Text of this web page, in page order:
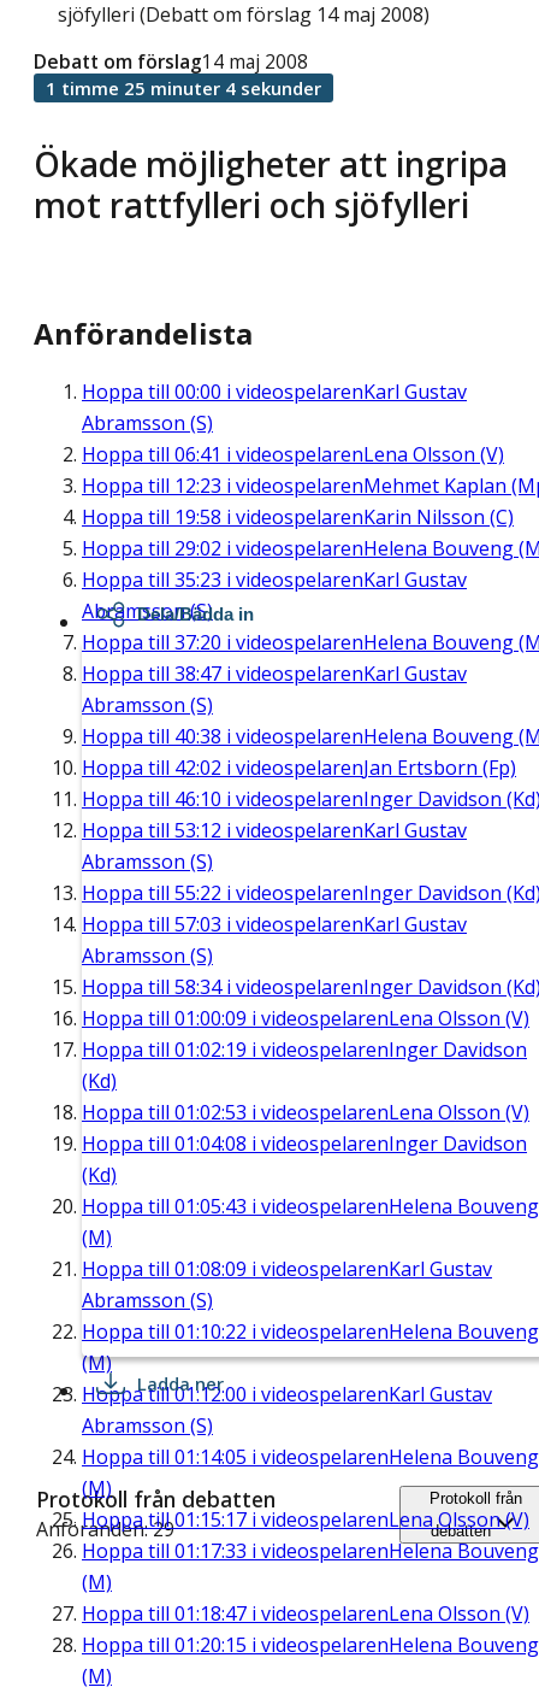
sjöfylleri (Debatt om förslag 14 maj 2008)
Ökade möjligheter att ingripa
mot rattfylleri och sjöfylleri
Debatt om förslag14 maj 2008
1 timme 25 minuter 4 sekunder
Anförandelista
Hoppa till 00:00 i videospelarenKarl Gustav
Abramsson (S)
Hoppa till 06:41 i videospelarenLena Olsson (V)
Hoppa till 12:23 i videospelarenMehmet Kaplan
Hoppa till 19:58 i videospelarenKarin Nilsson (C)
Hoppa till 29:02 i videospelarenHelena Bouveng
Hoppa till 35:23 i videospelarenKarl Gustav
Abramsson (S)
Hoppa till 37:20 i videospelarenHelena Bouveng
Hoppa till 38:47 i videospelarenKarl Gustav
Abramsson (S)
Hoppa till 40:38 i videospelarenHelena Bouveng
Hoppa till 42:02 i videospelarenJan Ertsborn (Fp)
Hoppa till 46:10 i videospelarenInger Davidson
Hoppa till 53:12 i videospelarenKarl Gustav
Abramsson (S)
Hoppa till 55:22 i videospelarenInger Davidson
Hoppa till 57:03 i videospelarenKarl Gustav
Abramsson (S)
Hoppa till 58:34i videospelarenInger Davidson
Hoppa till 01:00:09 i videospelarenLena Olsson (V)
Hoppa till 01:02:19 i videospelarenInger Davidson
(Kd)
Hoppa till 01:02:53 i videospelarenLena Olsson (V)
Hoppa till 01:04:08 i videospelarenInger Davidson
(Kd)
Hoppa till 01:05:43 i videospelarenHelena Bouveng
(M)
Hoppa till 01:08:09 i videospelarenKarl Gustav
Abramsson (S)
Hoppa till 01:10:22 i videospelarenHelena Bouveng
(M)
Hoppa till01:12:00 i videospelarenKarl Gustav
Abramsson (S)
Hoppa till 01:14:05 i videospelarenHelena Bouveng
(M)
Hoppa till01:15:17 i videospelarenLena Olsson (V)
Hoppa till 01:17:33 i videospelarenHelena Bouveng
(M)
Hoppa till 01:18:47 i videospelarenLena Olsson (V)
Hoppa till 01:20:15 i videospelarenHelena Bouveng
(M)
Dela/Bädda in
Ladda ner
Protokoll från debatten
Anföranden: 29
Protokoll från
debatten